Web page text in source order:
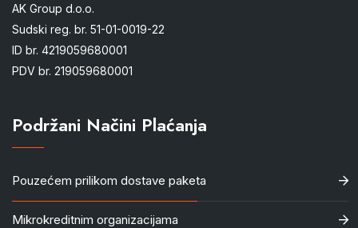
AK Group d.o.o.
Sudski reg. br. 51-01-0019-22
ID br. 4219059680001
PDV br. 219059680001
Podržani Načini Plaćanja
Pouzećem prilikom dostave paketa
Mikrokreditnim organizacijama